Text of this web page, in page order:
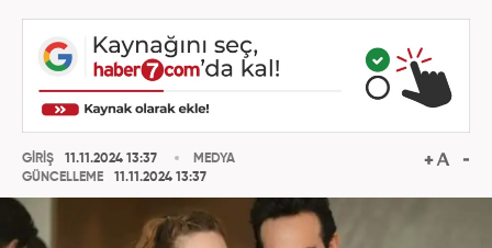
GİRİŞ
11.11.2024 13:37
GÜNCELLEME
11.11.2024 13:37
MEDYA